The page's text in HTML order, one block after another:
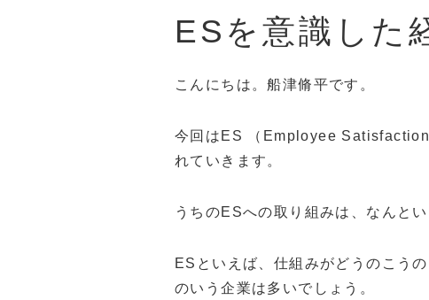
ESを意識した
こんにちは。船津脩平です。
今回はES （Employee Satisfaction
れていきます。
うちのESへの取り組みは、なんと
ESといえば、仕組みがどうのこう
のいう企業は多いでしょう。